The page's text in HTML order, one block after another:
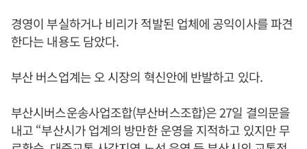
경영이 부실하거나 비리가 적발된 업체에 공익이사를 파견
한다는 내용도 담았다.
부산 버스업계는 오 시장의 혁신안에 반발하고 있다.
부산시버스운송사업조합(부산버스조합)은 27일 결의문을
내고 “부산시가 업계의 방만한 운영을 지적하고 있지만 무